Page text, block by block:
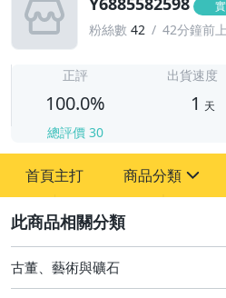
粉絲數 42 42分鐘前
正評
100.0%
總評價 30
出貨速度
1 天
首頁主打 商品分類
圖書/影音/文具
古董、藝術與礦石
古董、藝術與礦石